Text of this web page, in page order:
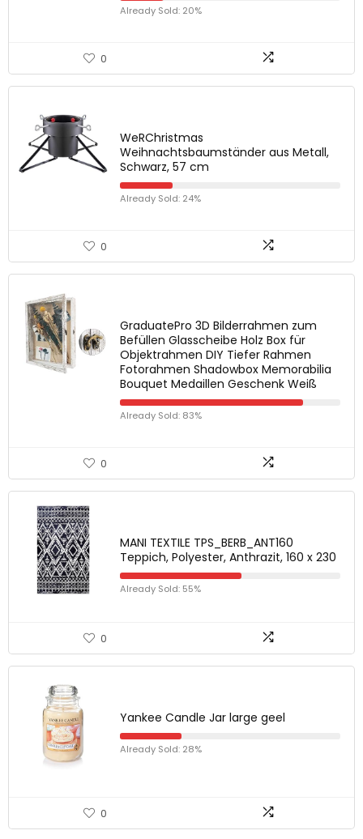
Already Sold: 20%
0
WeRChristmas
Weihnachtsbaumständer aus Metall,
Schwarz, 57 cm
Already Sold: 24%
0
GraduatePro 3D Bilderrahmen zum
Befüllen Glasscheibe Holz Box für
Objektrahmen DIY Tiefer Rahmen
Fotorahmen Shadowbox Memorabilia
Bouquet Medaillen Geschenk Weiß
Already Sold: 83%
0
MANI TEXTILE TPS_BERB_ANT160
Teppich, Polyester, Anthrazit, 160 x 230
Already Sold: 55%
0
Yankee Candle Jar large geel
Already Sold: 28%
0